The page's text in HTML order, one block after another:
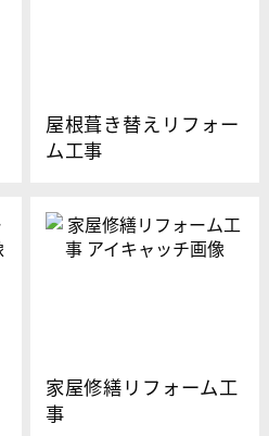
屋根葺き替えリフォー
ム工事
家屋修繕リフォーム工
事